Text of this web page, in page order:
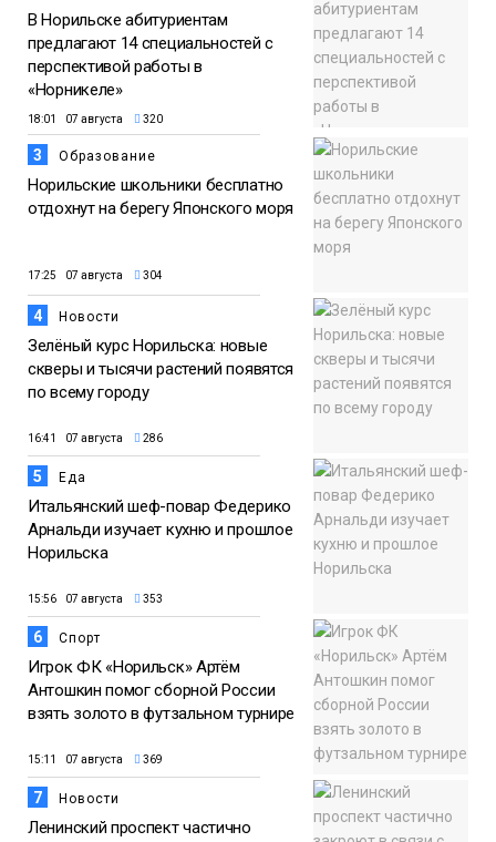
В Норильске абитуриентам
предлагают 14 специальностей с
перспективой работы в
«Норникеле»
18:01 07 августа 320
3 Образование
Норильские школьники бесплатно
отдохнут на берегу Японского моря
17:25 07 августа 304
4 Новости
Зелёный курс Норильска: новые
скверы и тысячи растений появятся
по всему городу
16:41 07 августа 286
5 Еда
Итальянский шеф-повар Федерико
Арнальди изучает кухню и прошлое
Норильска
15:56 07 августа 353
6 Спорт
Игрок ФК «Норильск» Артём
Антошкин помог сборной России
взять золото в футзальном турнире
15:11 07 августа 369
7 Новости
Ленинский проспект частично